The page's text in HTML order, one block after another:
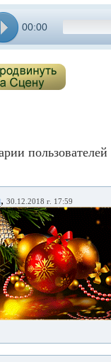
00:00
пользователей
, 30.12.2018 г. 17:59